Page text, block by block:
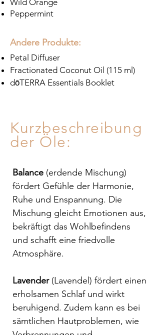
Wild Orange
Peppermint
Andere Produkte:
Petal Diffuser
Fractionated Coconut Oil (115 ml)
dōTERRA Essentials Booklet
Kurzbeschreibung
der Öle:
Balance (erdende Mischung)
fördert Gefühle der Harmonie,
Ruhe und Enspannung. Die
Mischung gleicht Emotionen aus,
bekräftigt das Wohlbefindens
und schafft eine friedvolle
Atmosphäre.
Lavender(Lavendel) fördert einen
erholsamen Schlaf und wirkt
beruhigend. Zudem kann es bei
sämtlichen Hautproblemen, wie